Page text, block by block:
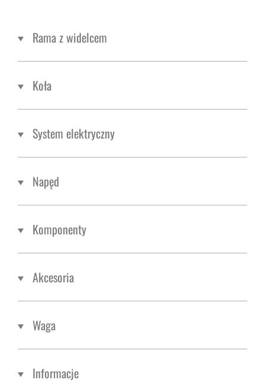
Rama z widelcem
Koła
System elektryczny
Napęd
Komponenty
Akcesoria
Waga
Informacje